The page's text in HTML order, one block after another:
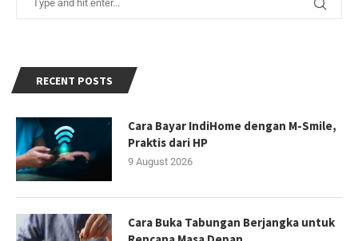
RECENT POSTS
Cara Bayar IndiHome dengan M-Smile,
Praktis dari HP
9 August 2026
Cara Buka Tabungan Berjangka untuk